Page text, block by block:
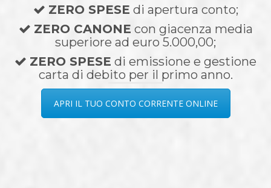
ZERO SPESE di apertura conto;
ZERO CANONE con giacenza media
superiore ad euro 5.000,00;
ZERO SPESE di emissione e gestione
carta di debito per il primo anno.
APRI IL TUO CONTO CORRENTE ONLINE